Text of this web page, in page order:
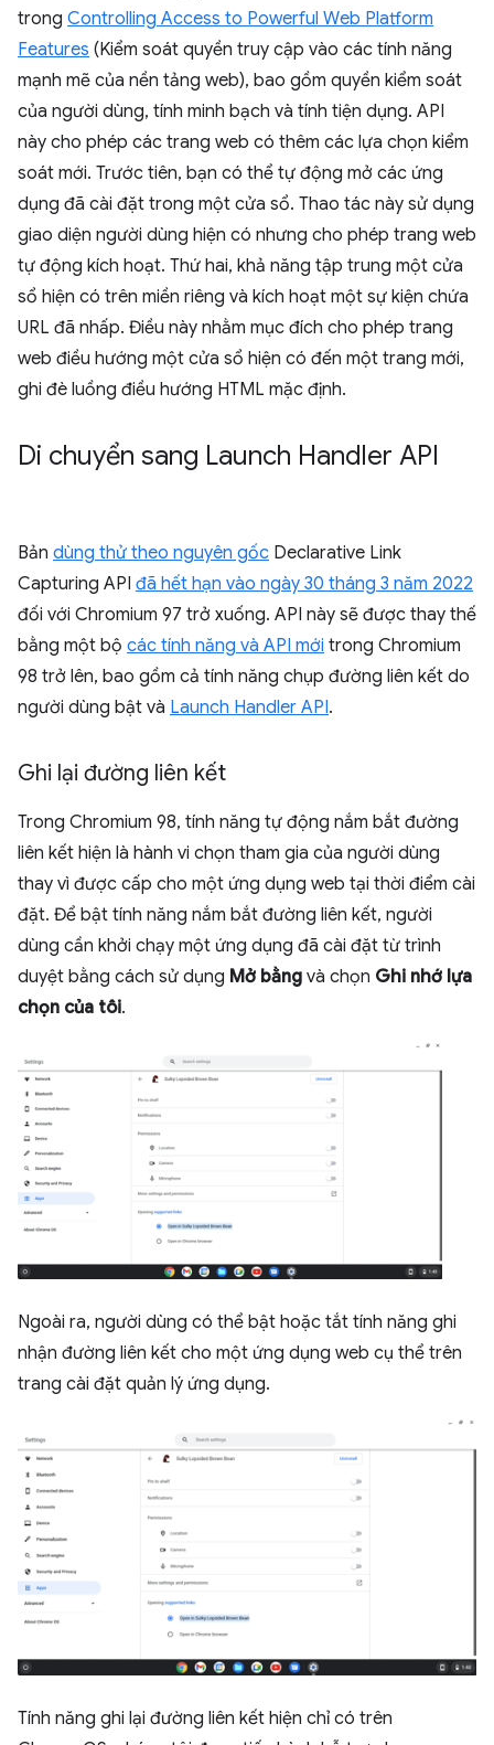
trong Controlling Access to Powerful Web Platform
Features (Kiểm soát quyền truy cập vào các tính năng
mạnh mẽ của nền tảng web), bao gồm quyền kiểm soát
của người dùng, tính minh bạch và tính tiện dụng. API
này cho phép các trang web có thêm các lựa chọn kiểm
soát mới. Trước tiên, bạn có thể tự động mở các ứng
dụng đã cài đặt trong một cửa sổ. Thao tác này sử dụng
giao diện người dùng hiện có nhưng cho phép trang web
tự động kích hoạt. Thứ hai, khả năng tập trung một cửa
sổ hiện có trên miền riêng và kích hoạt một sự kiện chứa
URL đã nhấp. Điều này nhằm mục đích cho phép trang
web điều hướng một cửa sổ hiện có đến một trang mới,
ghi đè luồng điều hướng HTML mặc định.
Di chuyển sang Launch Handler API
Bản dùng thử theo nguyên gốc Declarative Link
Capturing API đã hết hạn vào ngày 30 tháng 3 năm 2022
đối với Chromium 97 trở xuống. API này sẽ được thay thế
bằng một bộ các tính năng và API mới trong Chromium
98 trở lên, bao gồm cả tính năng chụp đường liên kết do
người dùng bật và Launch Handler API.
Ghi lại đường liên kết
Trong Chromium 98, tính năng tự động nắm bắt đường
liên kết hiện là hành vi chọn tham gia của người dùng
thay vì được cấp cho một ứng dụng web tại thời điểm cài
đặt. Để bật tính năng nắm bắt đường liên kết, người
dùng cần khởi chạy một ứng dụng đã cài đặt từ trình
duyệt bằng cách sử dụng Mở bằng và chọn Ghi nhớ lựa
chọn của tôi.
Ngoài ra, người dùng có thể bật hoặc tắt tính năng ghi
nhận đường liên kết cho một ứng dụng web cụ thể trên
trang cài đặt quản lý ứng dụng.
Tính năng ghi lại đường liên kết hiện chỉ có trên